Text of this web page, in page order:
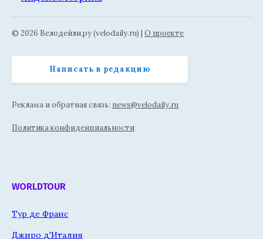
© 2026 Велодейли.ру (velodaily.ru) | О проекте
Написать в редакцию
Реклама и обратная связь: news@velodaily.ru
Политика конфиденциальности
WORLDTOUR
Тур де Франс
Джиро д'Италия